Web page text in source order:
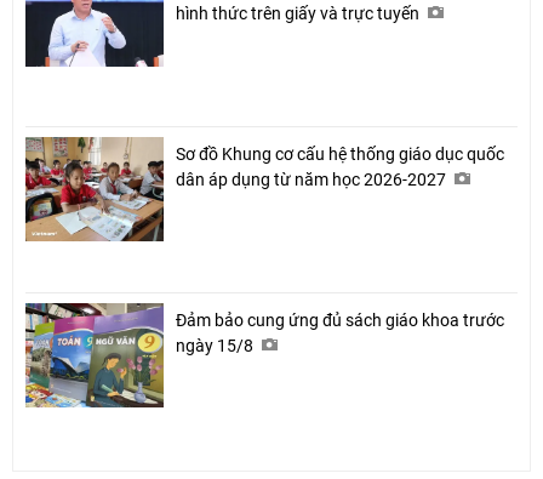
hình thức trên giấy và trực tuyến
Sơ đồ Khung cơ cấu hệ thống giáo dục quốc
dân áp dụng từ năm học 2026-2027
Đảm bảo cung ứng đủ sách giáo khoa trước
ngày 15/8